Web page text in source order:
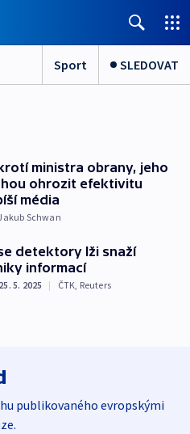
Sport SLEDOVAT
ministra obrany, jeho
ohrozit efektivitu
média
Schwan
detektory lži snaží
informací
25. 5. 2025 | ČTK, Reuters
publikovaného evropskými